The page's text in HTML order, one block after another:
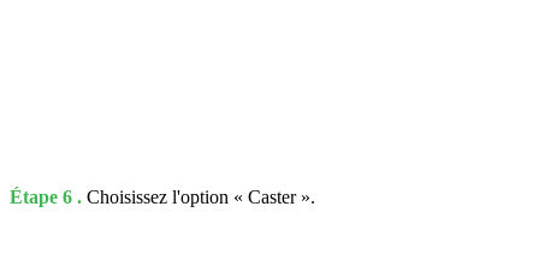
Étape 6 . Choisissez l'option « Caster ».